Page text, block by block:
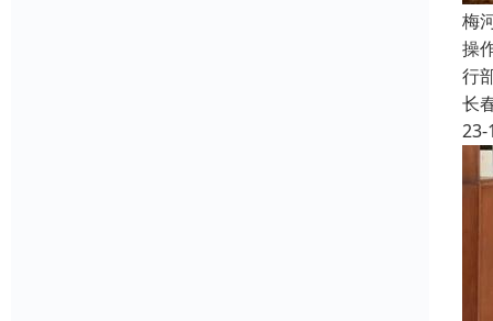
梅
操
行
长
23-